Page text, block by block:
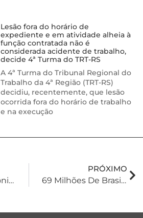
Lesão fora do horário de
expediente e em atividade alheia à
função contratada não é
considerada acidente de trabalho,
decide 4ª Turma do TRT-RS
A 4ª Turma do Tribunal Regional do
Trabalho da 4ª Região (TRT-RS)
decidiu, recentemente, que lesão
ocorrida fora do horário de trabalho
e na execução
Nota Fiscal Eletrônica Será Obrigatória Para Produtores Rurais A Partir De 1º De Julho De 2023
PRÓXIMO
69 Milhões De Brasileiros Com Nome Restrito Em 2022